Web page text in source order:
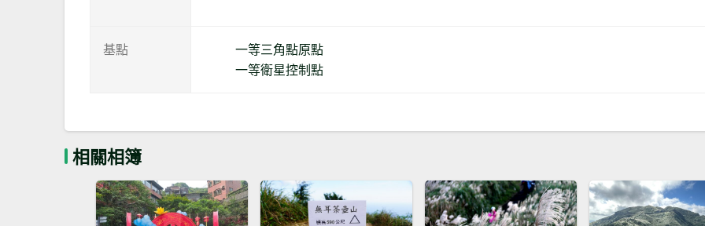
基點
一等三角點原點
一等衛星控制點
相關相簿